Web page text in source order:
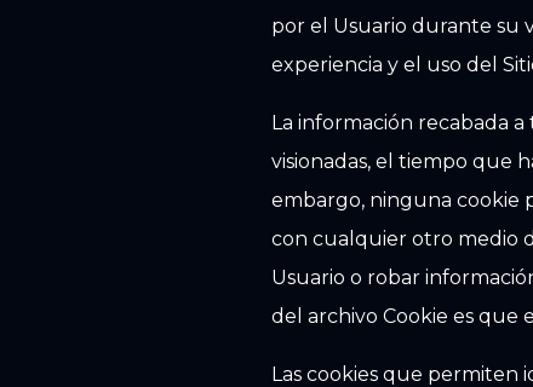
por el Usuario durante su
experiencia y el uso del
La información recabada a
visionadas, el tiempo que
embargo, ninguna cookie
con cualquier otro medio
Usuario o robar
del archivo Cookie es que
Las cookies que permiten